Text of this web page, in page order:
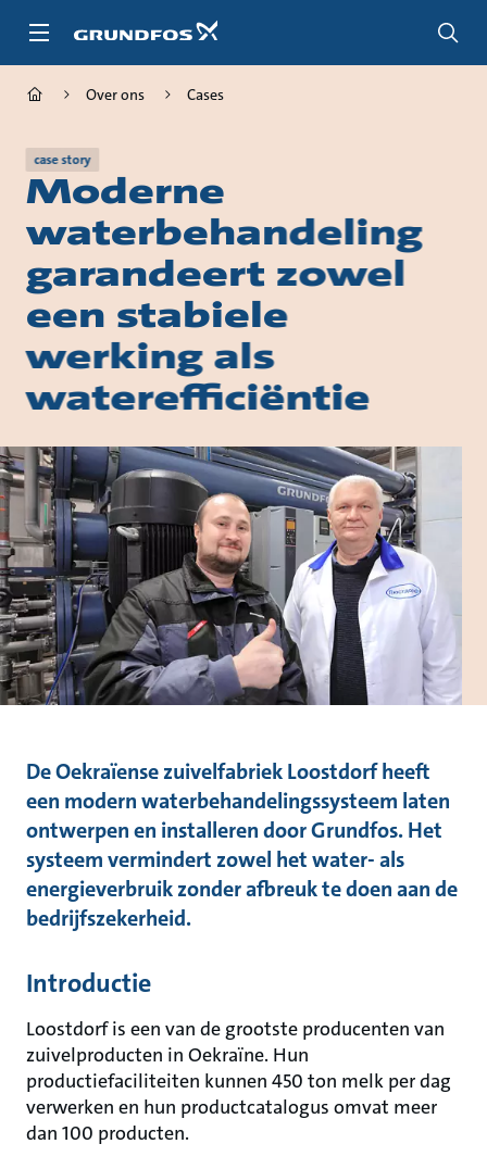
naar
Over ons Cases
case story
Moderne
waterbehandeling
garandeert zowel
een stabiele
werking als
waterefficiëntie
De Oekraïense zuivelfabriek Loostdorf heeft
een modern waterbehandelingssysteem laten
ontwerpen en installeren door Grundfos. Het
systeem vermindert zowel het water- als
energieverbruik zonder afbreuk te doen aan de
bedrijfszekerheid.
Introductie
Loostdorf is een van de grootste producenten van
zuivelproducten in Oekraïne. Hun
productiefaciliteiten kunnen 450 ton melk per dag
verwerken en hun productcatalogus omvat meer
dan 100 producten.